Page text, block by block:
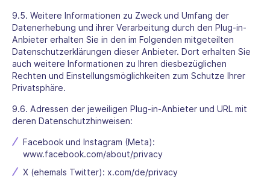
9.5. Weitere Informationen zu Zweck und Umfang der
Datenerhebung und ihrer Verarbeitung durch den Plug-in-
Anbieter erhalten Sie in den im Folgenden mitgeteilten
Datenschutzerklärungen dieser Anbieter. Dort erhalten Sie
auch weitere Informationen zu Ihren diesbezüglichen
Rechten und Einstellungsmöglichkeiten zum Schutze Ihrer
Privatsphäre.
9.6. Adressen der jeweiligen Plug-in-Anbieter und URL mit
deren Datenschutzhinweisen:
Facebook und Instagram (Meta):
www.facebook.com/about/privacy
X (ehemals Twitter): x.com/de/privacy